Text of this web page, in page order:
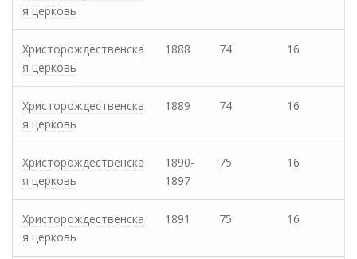
я церковь
Христорождественска
я церковь
1888 74 16
Христорождественска
я церковь
1889 74 16
Христорождественска
я церковь
1890-
1897
75 16
Христорождественска
я церковь
1891 75 16